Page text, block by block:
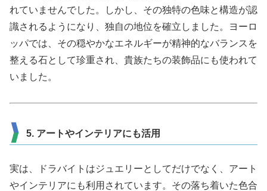
れていませんでした。しかし、その独特の色味と構造が認
識されるようになり、独自の地位を確立しました。ヨーロ
ッパでは、その穏やかなエネルギーが精神的なバランスを
整える石として珍重され、貴族たちの装飾品にも使われて
いました。
5. アートやインテリアにも活用
実は、ドラバイトはジュエリーとしてだけでなく、アート
やインテリアにも利用されています。その落ち着いた色合